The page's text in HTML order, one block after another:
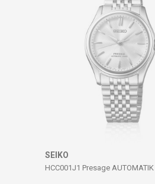
SEIKO
HCC001J1 Presage AUTOMATIK